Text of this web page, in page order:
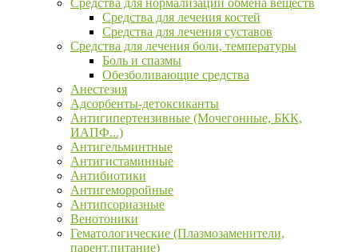
Средства для нормализации обмена веществ
Средства для лечения костей
Средства для лечения суставов
Средства для лечения боли, температуры
Боль и спазмы
Обезболивающие средства
Анестезия
Адсорбенты-детоксиканты
Антигипертензивные (Мочегонные, БКК,
ИАПФ...)
Антигельминтные
Антигистаминные
Антибиотики
Антигеморройные
Антипсориазные
Венотоники
Гематологические (Плазмозаменители,
парент.питание)